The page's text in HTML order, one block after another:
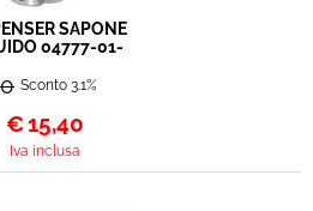
SAPONE
04777-01-
Sconto 3.1%
€15,40
Iva inclusa